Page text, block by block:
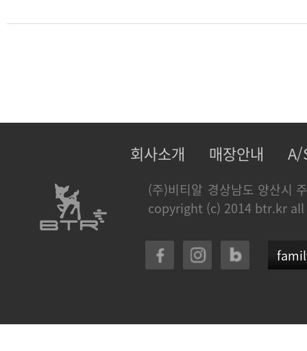
회사소개 매장안내 A/
(주)비티알 경상남도 양산시
copyright (c) 2014 btr.kr